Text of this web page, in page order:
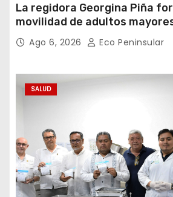
La regidora Georgina Piña
movilidad de adultos
de aparatos ortopédicos
Ago 6, 2026 Eco Peninsular
SALUD